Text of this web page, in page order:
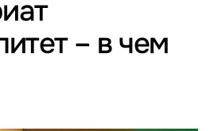
– в чем